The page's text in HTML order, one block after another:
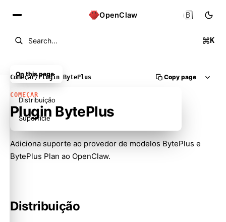
OpenClaw
Search... K
🇧🇷
Começar/Plugin BytePlus Copy page
COMEÇAR
Plugin BytePlus
Adiciona suporte ao provedor de modelos BytePlus e
BytePlus Plan ao OpenClaw.
Distribuição
On this page
Distribuição
Superfície
Molty